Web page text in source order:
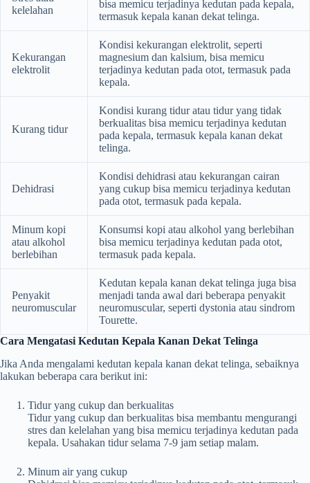
kelelahan
bisa memicu terjadinya kedutan pada kepala,
termasuk kepala kanan dekat telinga.
Kekurangan
elektrolit
Kondisi kekurangan elektrolit, seperti
magnesium dan kalsium, bisa memicu
terjadinya kedutan pada otot, termasuk pada
kepala.
Kurang tidur
Kondisi kurang tidur atau tidur yang tidak
berkualitas bisa memicu terjadinya kedutan
pada kepala, termasuk kepala kanan dekat
telinga.
Dehidrasi
Kondisi dehidrasi atau kekurangan cairan
yang cukup bisa memicu terjadinya kedutan
pada otot, termasuk pada kepala.
Minum kopi
atau alkohol
berlebihan
Konsumsi kopi atau alkohol yang berlebihan
bisa memicu terjadinya kedutan pada otot,
termasuk pada kepala.
Penyakit
neuromuscular
Kedutan kepala kanan dekat telinga juga bisa
menjadi tanda awal dari beberapa penyakit
neuromuscular, seperti dystonia atau sindrom
Tourette.
Cara Mengatasi Kedutan Kepala Kanan Dekat Telinga
Jika Anda mengalami kedutan kepala kanan dekat telinga, sebaiknya
lakukan beberapa cara berikut ini:
Tidur yang cukup dan berkualitas
Tidur yang cukup dan berkualitas bisa membantu mengurangi
stres dan kelelahan yang bisa memicu terjadinya kedutan pada
kepala. Usahakan tidur selama 7-9 jam setiap malam.
Minum air yang cukup